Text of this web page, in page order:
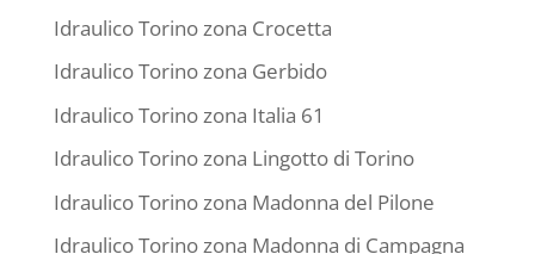
Idraulico Torino zona Crocetta
Idraulico Torino zona Gerbido
Idraulico Torino zona Italia 61
Idraulico Torino zona Lingotto di Torino
Idraulico Torino zona Madonna del Pilone
Idraulico Torino zona Madonna di Campagna